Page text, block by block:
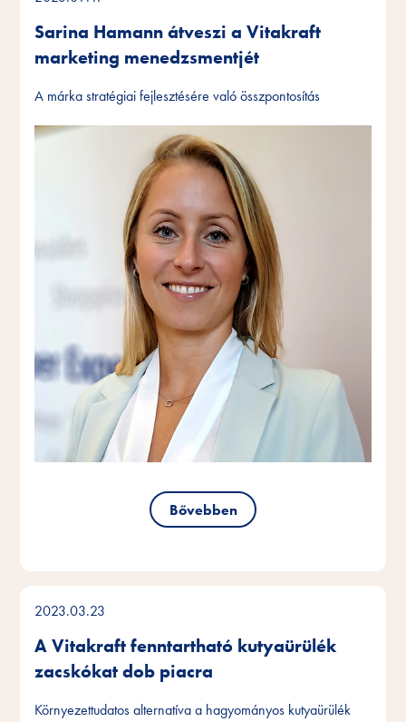
Sarina Hamann átveszi a Vitakraft
marketing menedzsmentjét
A márka stratégiai fejlesztésére való összpontosítás
Bővebben
2023.03.23
A Vitakraft fenntartható kutyaürülék
zacskókat dob piacra
Környezettudatos alternatíva a hagyományos kutyaürülék